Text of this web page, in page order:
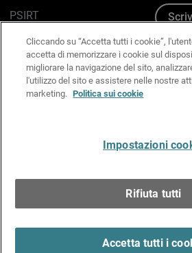
PSIRT
Politica sui cookie
Informativa sulla privacy
Kit Media & Brand
Cliccando su “Accetta tutti i cookie”,
accetta di memorizzare i cookie sul
migliorare la navigazione del sito,
l'utilizzo del sito e assistere nelle nostre
marketing. Politica sui cookie
Impostazioni
Rifiuta tutti
Accetta tutti i